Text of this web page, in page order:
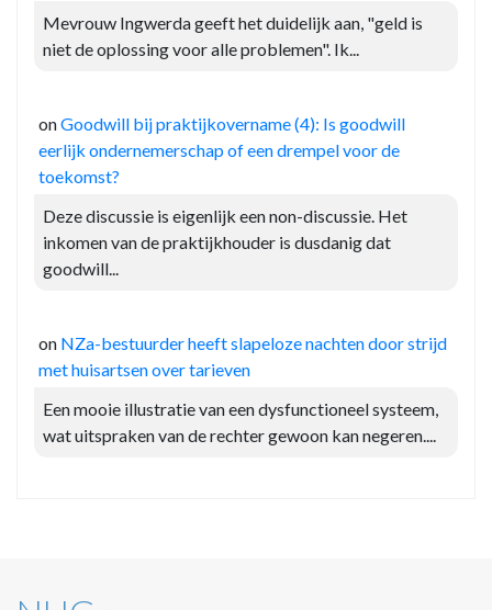
Mevrouw Ingwerda geeft het duidelijk aan, "geld is
niet de oplossing voor alle problemen". Ik...
onGoodwill bij praktijkovername (4): Is goodwill
eerlijk ondernemerschap of een drempel voor de
toekomst?
Deze discussie is eigenlijk een non-discussie. Het
inkomen van de praktijkhouder is dusdanig dat
goodwill...
on NZa-bestuurder heeft slapeloze nachten door strijd
met huisartsen over tarieven
Een mooie illustratie van een dysfunctioneel systeem,
wat uitspraken van de rechter gewoon kan negeren....